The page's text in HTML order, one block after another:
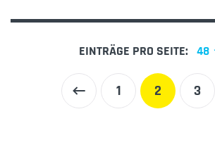
EINTRÄGE PRO SEITE: 48
1 2 3